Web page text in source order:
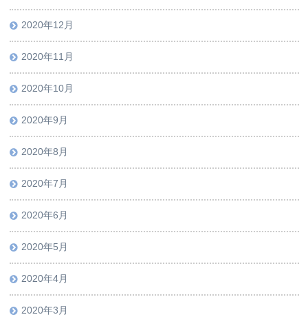
2020年12月
2020年11月
2020年10月
2020年9月
2020年8月
2020年7月
2020年6月
2020年5月
2020年4月
2020年3月